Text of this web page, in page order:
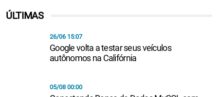
ÚLTIMAS
26/06 15:07
Google volta a testar seus veículos
autônomos na Califórnia
05/08 00:00